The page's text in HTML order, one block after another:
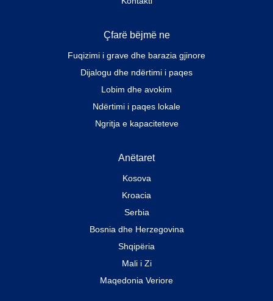
Çfarë bëjmë ne
Fuqizimi i grave dhe barazia gjinore
Dijalogu dhe ndërtimi i paqes
Lobim dhe avokim
Ndërtimi i paqes lokale
Ngritja e kapaciteteve
Anëtaret
Kosova
Kroacia
Serbia
Bosnia dhe Herzegovina
Shqipëria
Mali i Zi
Maqedonia Veriore